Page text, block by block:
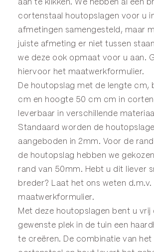
aan te klikken. We hebben al een
cortenstaal houtopslagen voor u
afmetingen samengesteld, maar
juiste afmeting er niet tussen
we deze ook opmaat voor u aan.
hiervoor het maatwerkformulier.
De houtopslag met de lengte cm,
cm en hoogte 50 cm cm in
leverbaar in verschillende
Standaard worden de
aangeboden in 2mm. Voor de
de houtopslag hebben we
rand van 50mm. Hebt u dit liever
breder? Laat het ons weten d.m.v.
maatwerkformulier.
Met deze houtopslagen bent u vrij
gewenste plek in de tuin een
te creëren. De combinatie van het